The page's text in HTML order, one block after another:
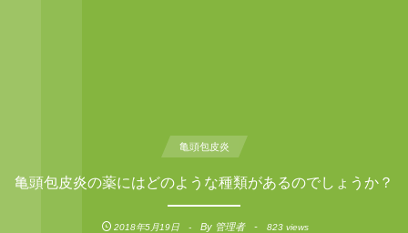
亀頭包皮炎
亀頭包皮炎の薬にはどのような種類があるのでしょうか？
2018年5月19日 By 管理者 823 views